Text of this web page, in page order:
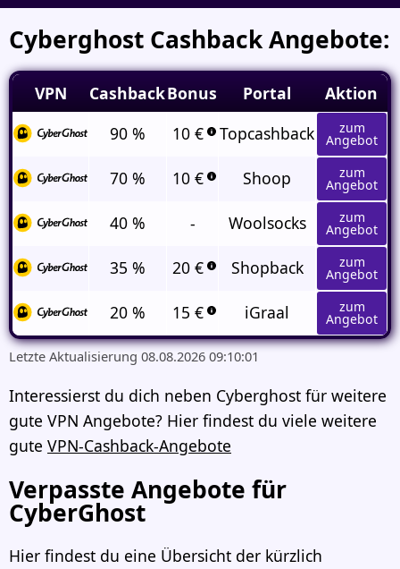
Cyberghost Cashback Angebote:
VPN CashbackBonus Portal
Aktion
90 %
10 € Topcashback zum
Angebot
70 % 10 € Shoop zum
Angebot
40 % - Woolsocks zum
Angebot
35 % 20 € Shopback zum
Angebot
20 % 15 € iGraal zum
Angebot
Letzte Aktualisierung 08.08.2026 09:10:01
Interessierst du dich neben Cyberghost für weitere
gute VPN Angebote? Hier findest du viele weitere
gute VPN-Cashback-Angebote
Verpasste Angebote für
CyberGhost
Hier findest du eine Übersicht der kürzlich